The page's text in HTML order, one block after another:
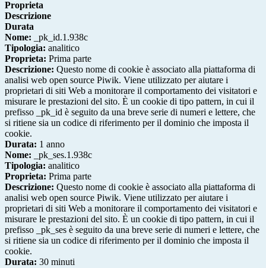
Proprieta
Descrizione
Durata
Nome: _pk_id.1.938c
Tipologia: analitico
Proprieta: Prima parte
Descrizione: Questo nome di cookie è associato alla piattaforma di
analisi web open source Piwik. Viene utilizzato per aiutare i
proprietari di siti Web a monitorare il comportamento dei visitatori e
misurare le prestazioni del sito. È un cookie di tipo pattern, in cui il
prefisso _pk_id è seguito da una breve serie di numeri e lettere, che
si ritiene sia un codice di riferimento per il dominio che imposta il
cookie.
Durata: 1 anno
Nome: _pk_ses.1.938c
Tipologia: analitico
Proprieta: Prima parte
Descrizione: Questo nome di cookie è associato alla piattaforma di
analisi web open source Piwik. Viene utilizzato per aiutare i
proprietari di siti Web a monitorare il comportamento dei visitatori e
misurare le prestazioni del sito. È un cookie di tipo pattern, in cui il
prefisso _pk_ses è seguito da una breve serie di numeri e lettere, che
si ritiene sia un codice di riferimento per il dominio che imposta il
cookie.
Durata: 30 minuti